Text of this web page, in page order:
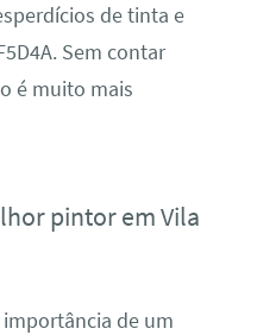
de tinta e
Sem contar
é muito mais
pintor em Vila
importância de um